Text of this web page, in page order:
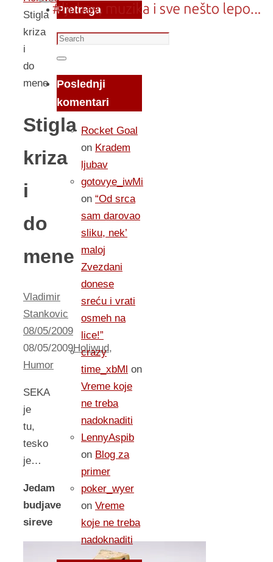
Stigla
kriza
i
do
mene
Stigla
kriza
i
do
mene
Vladimir
Stankovic
08/05/2009
08/05/2009Holiwud,
Humor
SEKA
je
tu,
tesko
je…
Jedam
budjave
sireve
Pretraga
Search
for:
Search
Poslednji
komentari
Rocket Goal
on Kradem
ljubav
gotovye_iwMi
on “Od srca
sam darovao
sliku, nek’
maloj
Zvezdani
donese
sreću i vrati
osmeh na
lice!”
crazy
time_xbMl on
Vreme koje
ne treba
nadoknaditi
LennyAspib
on Blog za
primer
poker_wyer
on Vreme
koje ne treba
nadoknaditi